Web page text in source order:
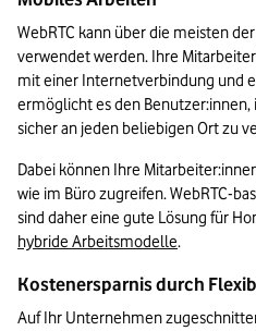
WebRTC kann über die meisten
verwendet werden. Ihre
mit einer Internetverbindung und
ermöglicht es den
sicher an jeden beliebigen Ort zu
Dabei können Ihre
wie im Büro zugreifen. WebRTC-
hybride Arbeitsmodelle.
Kostenersparnis durch
Auf Ihr Unternehmen